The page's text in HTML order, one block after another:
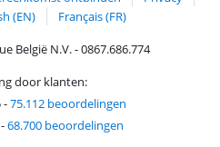
(EN)
Français (FR)
België N.V. - 0867.686.774
door klanten:
-75.112 beoordelingen
68.700 beoordelingen